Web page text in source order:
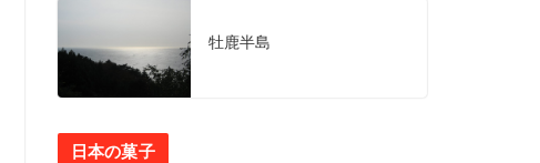
牡鹿半島
日本の菓子